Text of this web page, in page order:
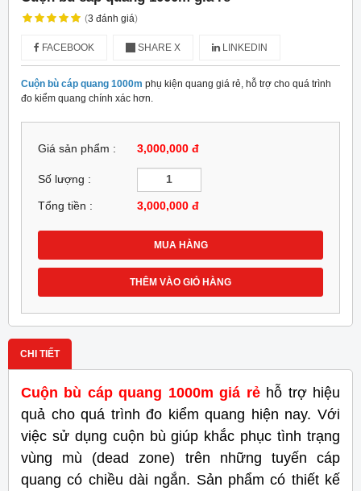
(3 đánh giá)
FACEBOOK SHARE X LINKEDIN
Cuộn bù cáp quang 1000m phụ kiện quang giá rẻ, hỗ trợ cho quá trình
đo kiểm quang chính xác hơn.
Giá sản phẩm : 3,000,000 đ
Số lượng :
Tổng tiền : 3,000,000 đ
MUA HÀNG
THÊM VÀO GIỎ HÀNG
CHI TIẾT
Cuộn bù cáp quang 1000m giá rẻhỗ trợ hiệu
quả cho quá trình đo kiểm quang hiện nay. Với
việc sử dụng cuộn bù giúp khắc phục tình trạng
vùng mù
(dead zone) trên những tuyến cáp
quang có chiều dài ngắn. Sản phẩm có thiết kế